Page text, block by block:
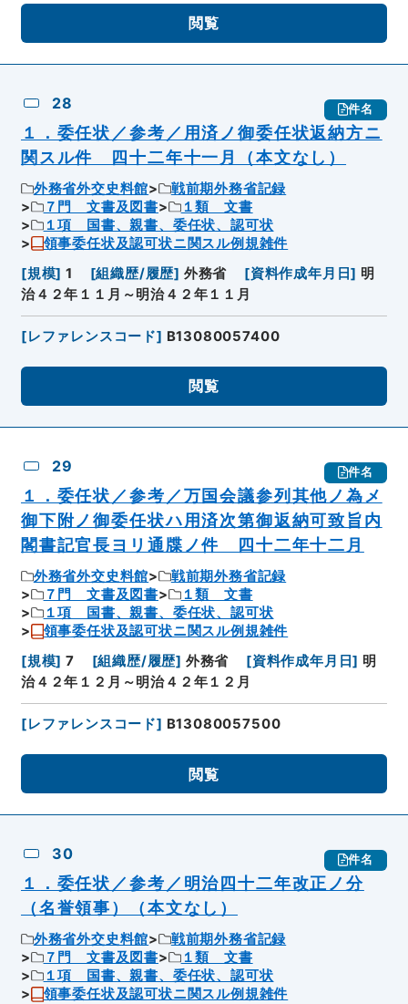
閲覧
28 件名
１．委任状／参考／用済ノ御委任状返納方ニ
関スル件 四十二年十一月（本文なし）
外務省外交史料館
戦前期外務省記録
７門 文書及図書
１類 文書
１項 国書、親書、委任状、認可状
領事委任状及認可状ニ関スル例規雑件
[規模] 1 [組織歴/履歴] 外務省 [資料作成年月日] 明
治４２年１１月～明治４２年１１月
[レファレンスコード] B13080057400
閲覧
29 件名
１．委任状／参考／万国会議参列其他ノ為メ
御下附ノ御委任状ハ用済次第御返納可致旨内
閣書記官長ヨリ通牒ノ件 四十二年十二月
外務省外交史料館
戦前期外務省記録
７門 文書及図書
１類 文書
１項 国書、親書、委任状、認可状
領事委任状及認可状ニ関スル例規雑件
[規模] 7 [組織歴/履歴] 外務省 [資料作成年月日] 明
治４２年１２月～明治４２年１２月
[レファレンスコード] B13080057500
閲覧
30 件名
１．委任状／参考／明治四十二年改正ノ分
（名誉領事）（本文なし）
外務省外交史料館
戦前期外務省記録
７門 文書及図書
１類 文書
１項 国書、親書、委任状、認可状
領事委任状及認可状ニ関スル例規雑件